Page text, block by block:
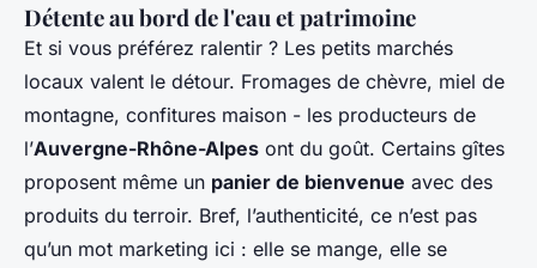
Détente au bord de l'eau et patrimoine
Et si vous préférez ralentir ? Les petits marchés
locaux valent le détour. Fromages de chèvre, miel de
montagne, confitures maison - les producteurs de
l’Auvergne-Rhône-Alpes ont du goût. Certains gîtes
proposent même un panier de bienvenue avec des
produits du terroir. Bref, l’authenticité, ce n’est pas
qu’un mot marketing ici : elle se mange, elle se